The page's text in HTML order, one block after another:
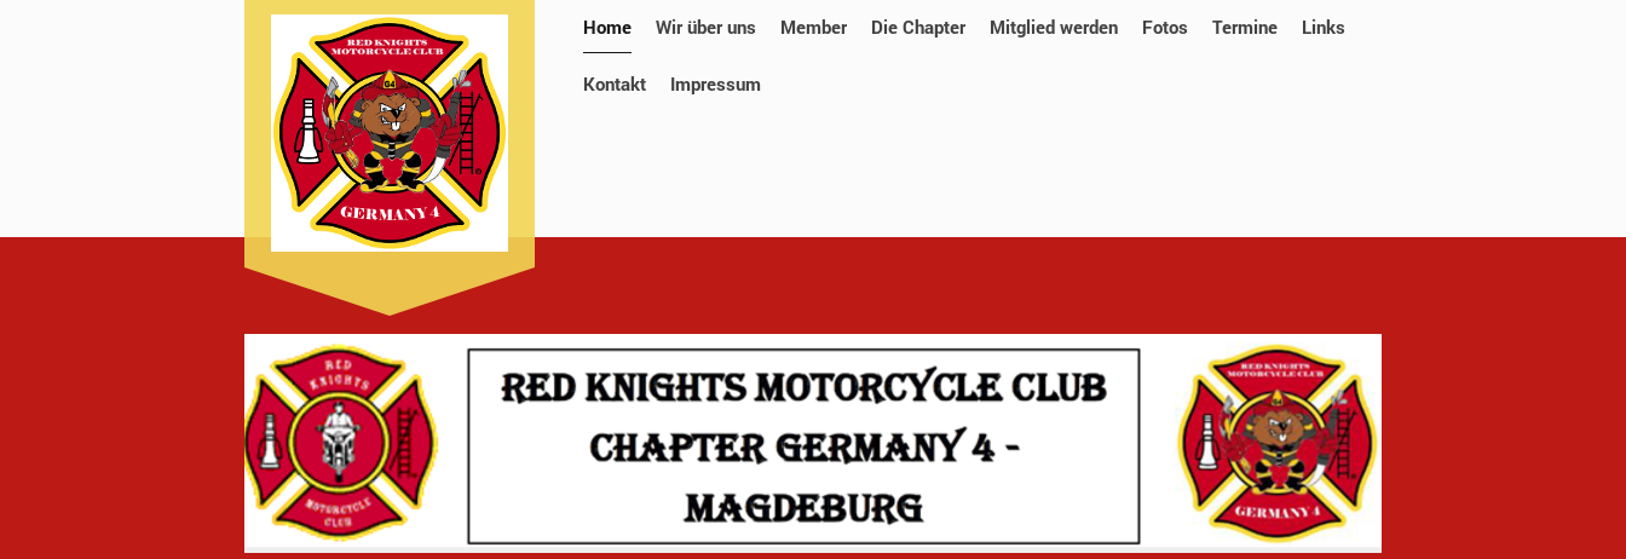
Home Wir über uns Member Die Chapter Mitglied werden Fotos Termine Links
Kontakt Impressum